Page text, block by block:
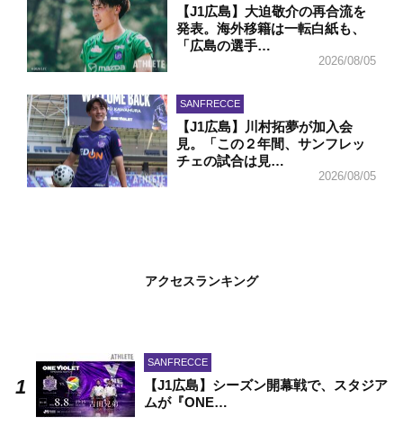
【J1広島】大迫敬介の再合流を
発表。海外移籍は一転白紙も、
「広島の選手…
2026/08/05
SANFRECCE
【J1広島】川村拓夢が加入会
見。「この２年間、サンフレッ
チェの試合は見…
2026/08/05
アクセスランキング
SANFRECCE
【J1広島】シーズン開幕戦で、スタジア
ムが『ONE…